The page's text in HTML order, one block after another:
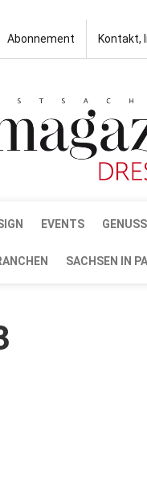
Abonnement Kontakt,
EVENTS GENUSS
SACHSEN IN